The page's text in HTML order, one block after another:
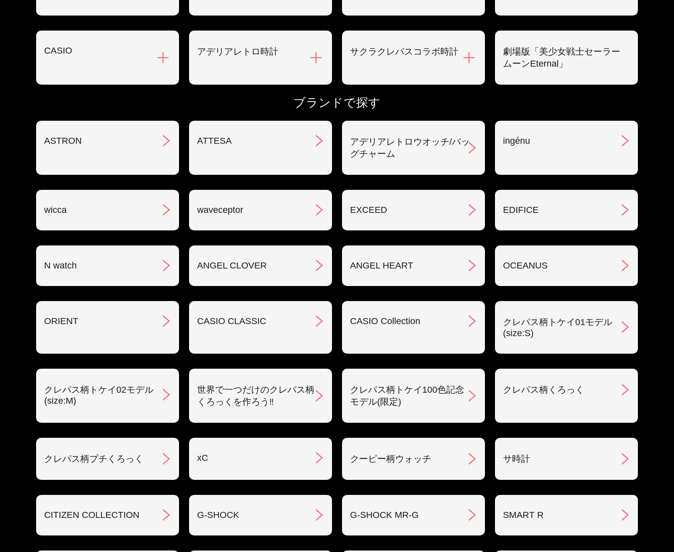
CASIO アデリアレトロ時計 サクラクレパスコラボ時計
劇場版「美少女戦士セーラー
ムーンEternal」
ブランドで探す
ASTRON ATTESA
アデリアレトロウオッチ/バッ
グチャーム
ingénu
wicca waveceptor EXCEED EDIFICE
N watch ANGEL CLOVER ANGEL HEART OCEANUS
ORIENT CASIO CLASSIC CASIO Collection
クレパス柄トケイ01モデル
(size:S)
クレパス柄トケイ02モデル
(size:M)
世界で一つだけのクレパス柄
くろっくを作ろう‼︎
クレパス柄トケイ100色記念
モデル(限定)
クレパス柄くろっく
クレパス柄プチくろっく xC クーピー柄ウォッチ サ時計
CITIZEN COLLECTION G-SHOCK G-SHOCK MR-G SMART R